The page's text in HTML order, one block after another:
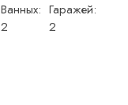
Ванных:
2
Гаражей:
2